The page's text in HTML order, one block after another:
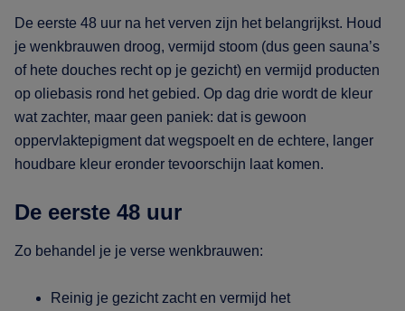
De eerste 48 uur na het verven zijn het belangrijkst. Houd
je wenkbrauwen droog, vermijd stoom (dus geen sauna’s
of hete douches recht op je gezicht) en vermijd producten
op oliebasis rond het gebied. Op dag drie wordt de kleur
wat zachter, maar geen paniek: dat is gewoon
oppervlaktepigment dat wegspoelt en de echtere, langer
houdbare kleur eronder tevoorschijn laat komen.
De eerste 48 uur
Zo behandel je je verse wenkbrauwen:
Reinig je gezicht zacht en vermijd het